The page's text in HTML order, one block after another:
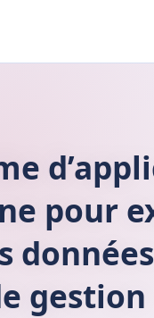
pour
gestion